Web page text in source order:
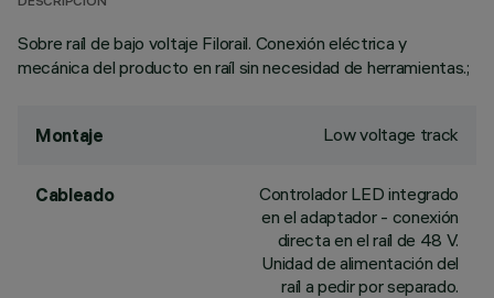
Sobre raíl de bajo voltaje Filorail. Conexión eléctrica y
mecánica del producto en raíl sin necesidad de herramientas.;
Montaje Low voltage track
Cableado
Controlador LED integrado
en el adaptador - conexión
directa en el raíl de 48 V.
Unidad de alimentación del
raíl a pedir por separado.